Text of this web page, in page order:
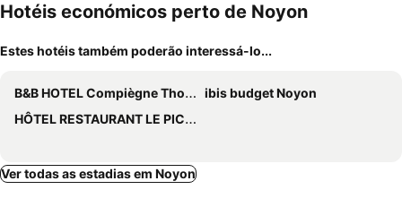
Hotéis económicos perto de Noyon
Estes hotéis também poderão interessá-lo...
B&B HOTEL Compiègne Thourotte
ibis budget Noyon
HÔTEL RESTAURANT LE PICARDIE
Ver todas as estadias em Noyon